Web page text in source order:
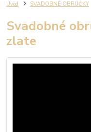
Úvod SVADOBNÉ OBRÚČKY
Svadobné
zlate